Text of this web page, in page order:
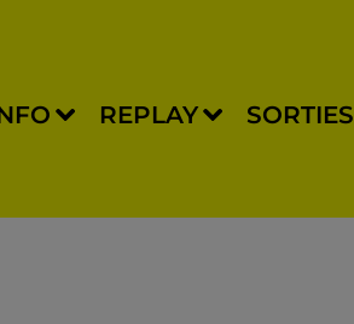
REPLAY SORTIES